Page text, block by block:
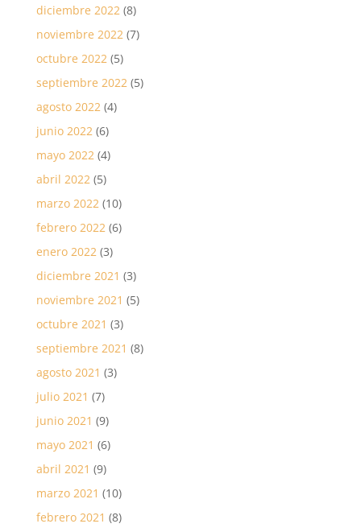
diciembre 2022 (8)
noviembre 2022 (7)
octubre 2022 (5)
septiembre 2022 (5)
agosto 2022 (4)
junio 2022 (6)
mayo 2022 (4)
abril 2022 (5)
marzo 2022 (10)
febrero 2022 (6)
enero 2022 (3)
diciembre 2021 (3)
noviembre 2021 (5)
octubre 2021 (3)
septiembre 2021 (8)
agosto 2021 (3)
julio 2021 (7)
junio 2021 (9)
mayo 2021 (6)
abril 2021 (9)
marzo 2021 (10)
febrero 2021 (8)